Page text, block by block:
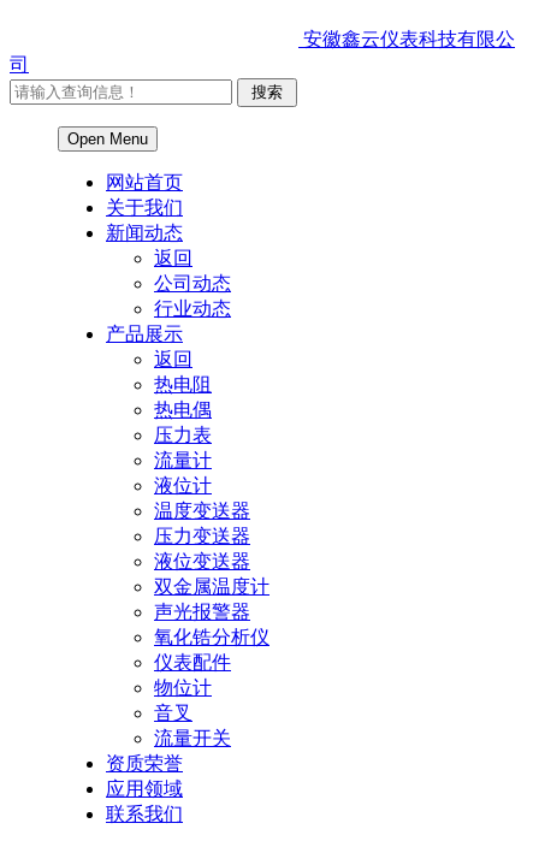
安徽鑫云仪表科技有限公
司
Open Menu
网站首页
关于我们
新闻动态
返回
公司动态
行业动态
产品展示
返回
热电阻
热电偶
压力表
流量计
液位计
温度变送器
压力变送器
液位变送器
双金属温度计
声光报警器
氧化锆分析仪
仪表配件
物位计
音叉
流量开关
资质荣誉
应用领域
联系我们